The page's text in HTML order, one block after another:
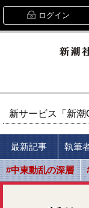
ログイン
新サービス「新
最新記事 執筆
#中東動乱の深層